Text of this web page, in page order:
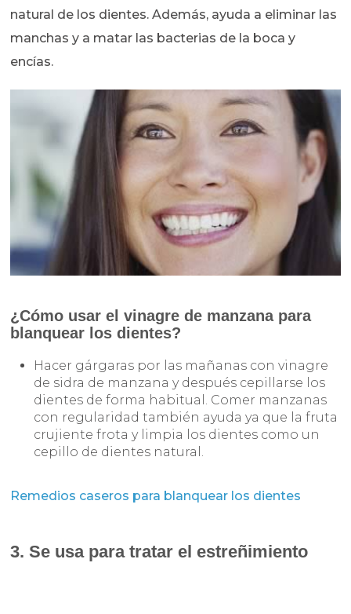
natural de los dientes. Además, ayuda a eliminar las
manchas y a matar las bacterias de la boca y
encías.
¿Cómo usar el vinagre de manzana para
blanquear los dientes?
Hacer gárgaras por las mañanas con vinagre
de sidra de manzana y después cepillarse los
dientes de forma habitual. Comer manzanas
con regularidad también ayuda ya que la fruta
crujiente frota y limpia los dientes como un
cepillo de dientes natural.
Remedios caseros para blanquear los dientes
3. Se usa para tratar el estreñimiento